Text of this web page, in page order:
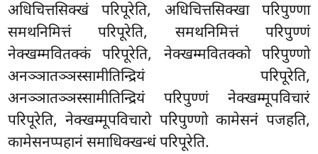
अधिचित्तसिक्खं परिपूरेति, अधिचित्तसिक्खा परिपुण्णा
समथनिमित्तं परिपूरेति, समथनिमित्तं परिपुण्णं
नेक्खम्मवितक्कं परिपूरेति, नेक्खम्मवितक्को परिपुण्णो
अनञ्ञातञ्ञस्सामीतिन्द्रियं परिपूरेति,
अनञ्ञातञ्ञस्सामीतिन्द्रियं परिपुण्णं नेक्खम्मूपविचारं
परिपूरेति, नेक्खम्मूपविचारो परिपुण्णो कामेसनं पजहति,
कामेसनप्पहानं समाधिक्खन्धं परिपूरेति.